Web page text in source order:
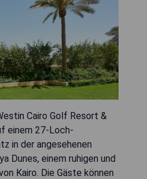
Cairo Golf Resort &
einem 27-Loch-
in der angesehenen
Dunes, einem ruhigen und
Kairo. Die Gäste können